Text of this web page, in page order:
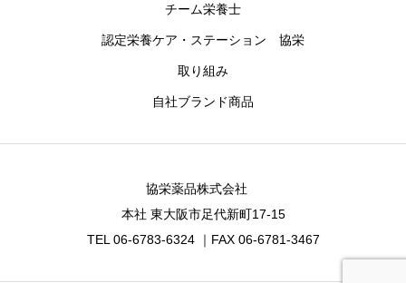
チーム栄養士
認定栄養ケア・ステーション 協栄
取り組み
自社ブランド商品
協栄薬品株式会社
本社 東大阪市足代新町17-15
TEL 06-6783-6324 ｜FAX 06-6781-3467